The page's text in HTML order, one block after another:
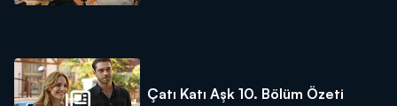
Çatı Katı Aşk 10. Bölüm Özeti